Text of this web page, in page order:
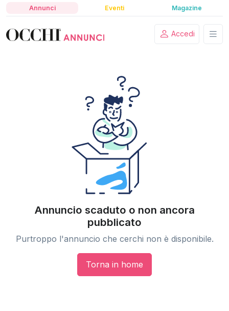
Annunci Eventi Magazine
Accedi
Annuncio scaduto o non ancora
pubblicato
Purtroppo l'annuncio che cerchi non è disponibile.
Torna in home